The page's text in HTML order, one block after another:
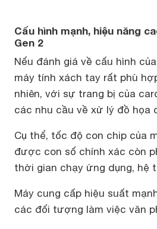
Cấu hình mạnh, hiệu năng
Gen 2
Nếu đánh giá về cấu hình
máy tính xách tay rất phù
nhiên, với sự trang bị của
các nhu cầu về xử lý đồ họa
Cụ thể, tốc độ con chip của
được con số chính xác còn
thời gian chạy ứng dụng, hệ
Máy cung cấp hiệu suất
các đối tượng làm việc văn